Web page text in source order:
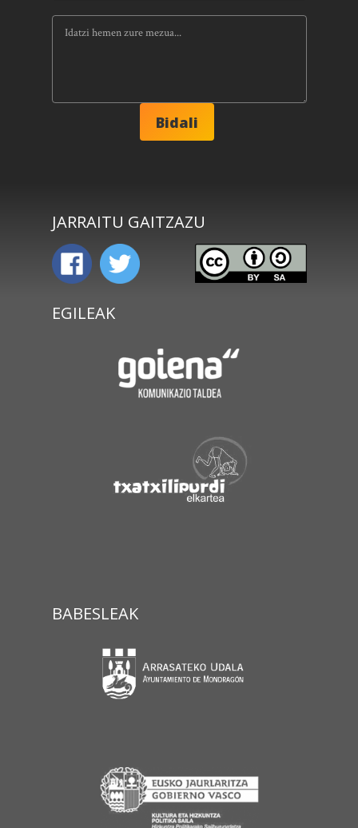
JARRAITU GAITZAZU
EGILEAK
BABESLEAK